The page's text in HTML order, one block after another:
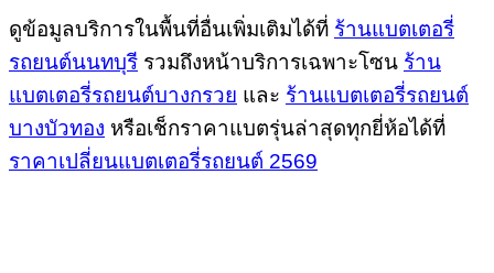
ดูข้อมูลบริการในพื้นที่อื่นเพิ่มเติมได้ที่ ร้านแบตเตอรี่
รถยนต์นนทบุรี รวมถึงหน้าบริการเฉพาะโซน ร้าน
แบตเตอรี่รถยนต์บางกรวย และ ร้านแบตเตอรี่รถยนต์
บางบัวทอง หรือเช็กราคาแบตรุ่นล่าสุดทุกยี่ห้อได้ที่
ราคาเปลี่ยนแบตเตอรี่รถยนต์ 2569